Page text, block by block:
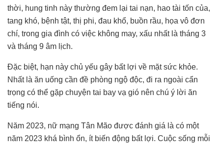
thời, hung tinh này thường đem lại tai nạn, hao tài tốn của,
tang khó, bệnh tật, thị phi, đau khổ, buồn rầu, họa vô đơn
chí, trong gia đình có việc không may, xấu nhất là tháng 3
và tháng 9 âm lịch.
Đặc biệt, hạn này chủ yếu gây bất lợi về mặt sức khỏe.
Nhất là ăn uống cần đề phòng ngộ độc, đi ra ngoài cẩn
trọng có thể gặp chuyện tai bay vạ gió nên chú ý lời ăn
tiếng nói.
Năm 2023, nữ mạng Tân Mão được đánh giá là có một
năm 2023 khá bình ổn, ít biến động bất lợi. Cuộc sống mỗi